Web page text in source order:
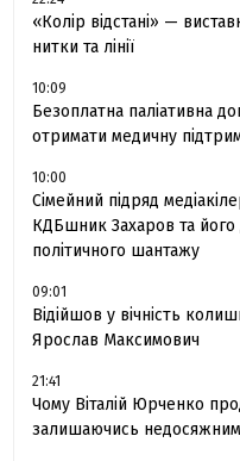
«Колір відстані» —
нитки та лінії
10:09
Безоплатна паліативна
отримати медичну
10:00
Сімейний підряд
КДБшник Захаров та
політичного шантажу
09:01
Відійшов у вічність
Ярослав Максимович
21:41
Чому Віталій Юрченко
залишаючись недосяжним